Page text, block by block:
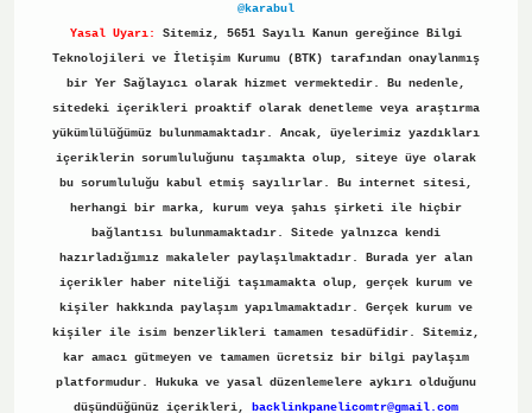
@karabul
Yasal Uyarı:
Sitemiz, 5651 Sayılı Kanun gereğince Bilgi
Teknolojileri ve İletişim Kurumu (BTK) tarafından onaylanmış
bir Yer Sağlayıcı olarak hizmet vermektedir. Bu nedenle,
sitedeki içerikleri proaktif olarak denetleme veya araştırma
yükümlülüğümüz bulunmamaktadır. Ancak, üyelerimiz yazdıkları
içeriklerin sorumluluğunu taşımakta olup, siteye üye olarak
bu sorumluluğu kabul etmiş sayılırlar. Bu internet sitesi,
herhangi bir marka, kurum veya şahıs şirketi ile hiçbir
bağlantısı bulunmamaktadır. Sitede yalnızca kendi
hazırladığımız makaleler paylaşılmaktadır. Burada yer alan
içerikler haber niteliği taşımamakta olup, gerçek kurum ve
kişiler hakkında paylaşım yapılmamaktadır. Gerçek kurum ve
kişiler ile isim benzerlikleri tamamen tesadüfidir. Sitemiz,
kar amacı gütmeyen ve tamamen ücretsiz bir bilgi paylaşım
platformudur. Hukuka ve yasal düzenlemelere aykırı olduğunu
düşündüğünüz içerikleri,
backlinkpanelicomtr@gmail.com